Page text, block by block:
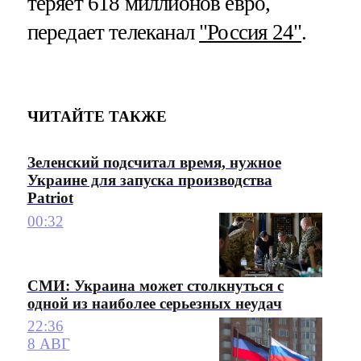
передает телеканал "Россия 24".
ЧИТАЙТЕ ТАКЖЕ
Зеленский подсчитал время, нужное
Украине для запуска производства
Patriot
00:32
СМИ: Украина может столкнуться с
одной из наиболее серьезных неудач
22:36
8 АВГ